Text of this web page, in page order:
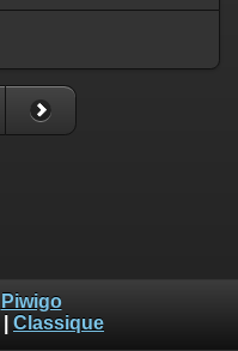
Piwigo
Classique